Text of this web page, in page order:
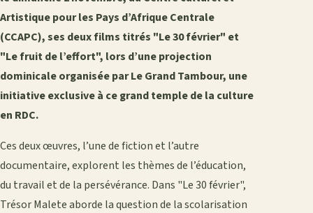
Artistique pour les Pays d’Afrique Centrale
(CCAPC), ses deux films titrés "Le 30 février" et
"Le fruit de l’effort", lors d’une projection
dominicale organisée par Le Grand Tambour, une
initiative exclusive à ce grand temple de la culture
en RDC.
Ces deux œuvres, l’une de fiction et l’autre
documentaire, explorent les thèmes de l’éducation,
du travail et de la persévérance. Dans "Le 30 février",
Trésor Malete aborde la question de la scolarisation